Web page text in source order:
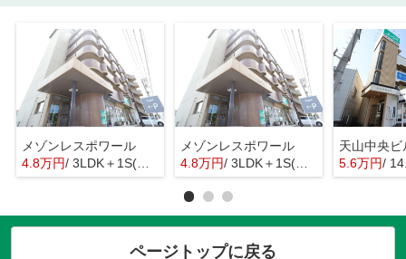
メゾンレスポワール
4.8万円/ 3LDK＋1S(納戸)
メゾンレスポワール
4.8万円/ 3LDK＋1S(納戸)
天山中央ビ
5.6万円/
ページトップに戻る